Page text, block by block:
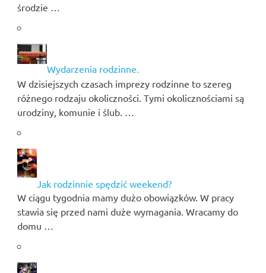
środzie …
Wydarzenia rodzinne.
W dzisiejszych czasach imprezy rodzinne to szereg
różnego rodzaju okoliczności. Tymi okolicznościami są
urodziny, komunie i ślub. …
Jak rodzinnie spędzić weekend?
W ciągu tygodnia mamy dużo obowiązków. W pracy
stawia się przed nami duże wymagania. Wracamy do
domu …